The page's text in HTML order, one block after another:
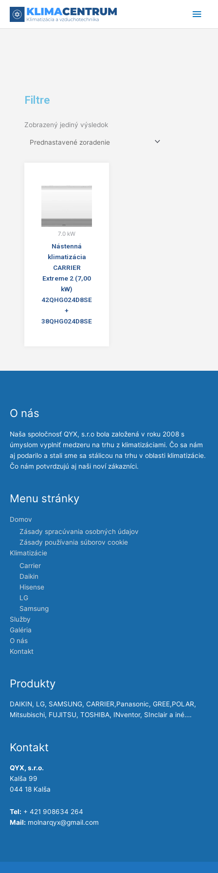
Filtre
Zobrazený jediný výsledok
7.0 kW
Nástenná
klimatizácia
CARRIER
Extreme 2 (7,00
kW)
42QHG024D8SE
+
38QHG024D8SE
O nás
Naša spoločnosť QYX, s.r.o bola založená v roku 2008 s
úmyslom vyplniť medzeru na trhu z klimatizáciami. Čo sa nám
aj podarilo a stali sme sa stálicou na trhu v oblasti klimatizácie.
Čo nám potvrdzujú aj naši noví zákazníci.
Menu stránky
Domov
Zásady spracúvania osobných údajov
Zásady používania súborov cookie
Klimatizácie
Carrier
Daikin
Hisense
LG
Samsung
Služby
Galéria
O nás
Kontakt
Produkty
DAIKIN, LG, SAMSUNG, CARRIER,Panasonic, GREE,POLAR,
Mitsubischi, FUJITSU, TOSHIBA, INventor, SInclair a iné….
Kontakt
QYX, s.r.o.
Kalša 99
044 18 Kalša
Tel: + 421 908634 264
Mail: molnarqyx@gmail.com